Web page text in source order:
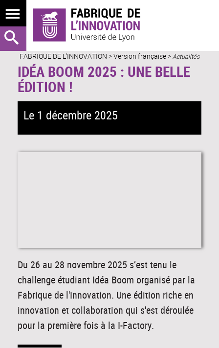
FABRIQUE DE L'INNOVATION >Version française>Actualités
IDÉA BOOM 2025 : UNE BELLE
ÉDITION !
Le 1 décembre 2025
Du 26 au 28 novembre 2025 s’est tenu le
challenge étudiant Idéa Boom organisé par la
Fabrique de l'Innovation. Une édition riche en
innovation et collaboration qui s'est déroulée
pour la première fois à la I-Factory.